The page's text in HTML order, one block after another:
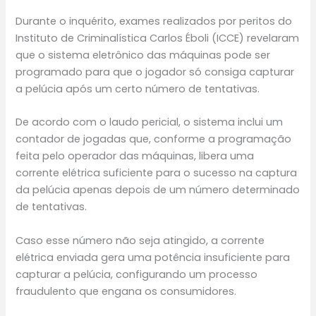
Durante o inquérito, exames realizados por peritos do
Instituto de Criminalística Carlos Éboli (ICCE) revelaram
que o sistema eletrônico das máquinas pode ser
programado para que o jogador só consiga capturar
a pelúcia após um certo número de tentativas.
De acordo com o laudo pericial, o sistema inclui um
contador de jogadas que, conforme a programação
feita pelo operador das máquinas, libera uma
corrente elétrica suficiente para o sucesso na captura
da pelúcia apenas depois de um número determinado
de tentativas.
Caso esse número não seja atingido, a corrente
elétrica enviada gera uma potência insuficiente para
capturar a pelúcia, configurando um processo
fraudulento que engana os consumidores.